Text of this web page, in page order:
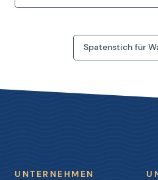
Spatenstich für
UNTERNEHMEN